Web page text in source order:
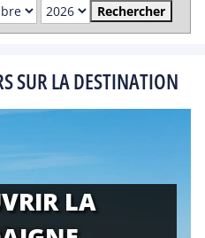
Rechercher
SUR LA DESTINATION
LA